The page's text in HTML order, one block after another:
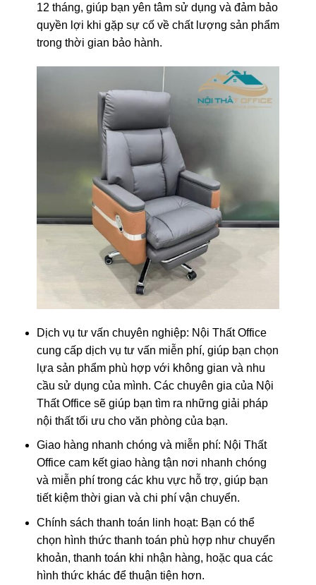
12 tháng, giúp bạn yên tâm sử dụng và đảm bảo
quyền lợi khi gặp sự cố về chất lượng sản phẩm
trong thời gian bảo hành.
Dịch vụ tư vấn chuyên nghiệp: Nội Thất Office
cung cấp dịch vụ tư vấn miễn phí, giúp bạn chọn
lựa sản phẩm phù hợp với không gian và nhu
cầu sử dụng của mình. Các chuyên gia của Nội
Thất Office sẽ giúp bạn tìm ra những giải pháp
nội thất tối ưu cho văn phòng của bạn.
Giao hàng nhanh chóng và miễn phí: Nội Thất
Office cam kết giao hàng tận nơi nhanh chóng
và miễn phí trong các khu vực hỗ trợ, giúp bạn
tiết kiệm thời gian và chi phí vận chuyển.
Chính sách thanh toán linh hoạt: Bạn có thể
chọn hình thức thanh toán phù hợp như chuyển
khoản, thanh toán khi nhận hàng, hoặc qua các
hình thức khác để thuận tiện hơn.